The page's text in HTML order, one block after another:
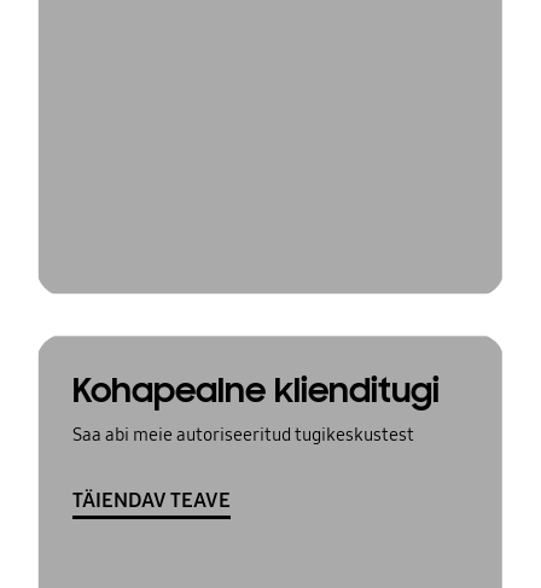
Kohapealne klienditugi
Saa abi meie autoriseeritud tugikeskustest
TÄIENDAV TEAVE